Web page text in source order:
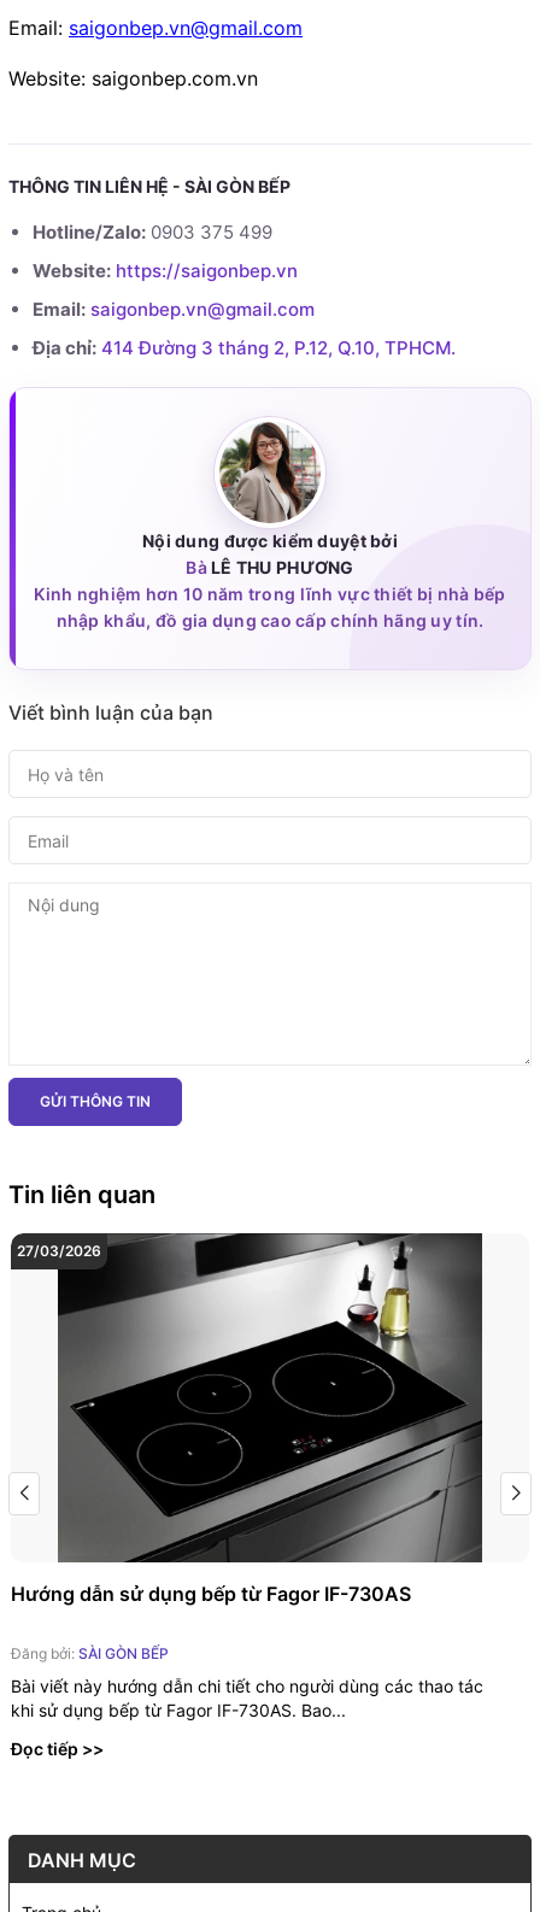
Email: saigonbep.vn@gmail.com
Website: saigonbep.com.vn
THÔNG TIN LIÊN HỆ - SÀI GÒN BẾP
Hotline/Zalo: 0903 375 499
Website: https://saigonbep.vn
Email: saigonbep.vn@gmail.com
Địa chỉ: 414 Đường 3 tháng 2, P.12, Q.10, TPHCM.
Nội dung được kiểm duyệt bởi
BàLÊ THU PHƯƠNG
Kinh nghiệm hơn 10 năm trong lĩnh vực thiết bị nhà bếp
nhập khẩu, đồ gia dụng cao cấp chính hãng uy tín.
Viết bình luận của bạn
GỬI THÔNG TIN
Tin liên quan
27/03/2026
Hướng dẫn sử dụng bếp từ Fagor IF-730AS
Đăng bởi: SÀI GÒN BẾP
Bài viết này hướng dẫn chi tiết cho người dùng các thao tác
khi sử dụng bếp từ Fagor IF-730AS. Bao...
Đọc tiếp >>
DANH MỤC